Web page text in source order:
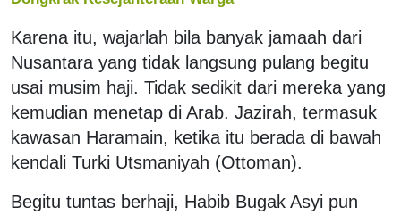
Karena itu, wajarlah bila banyak jamaah dari
Nusantara yang tidak langsung pulang begitu
usai musim haji. Tidak sedikit dari mereka yang
kemudian menetap di Arab. Jazirah, termasuk
kawasan Haramain, ketika itu berada di bawah
kendali Turki Utsmaniyah (Ottoman).
Begitu tuntas berhaji, Habib Bugak Asyi pun